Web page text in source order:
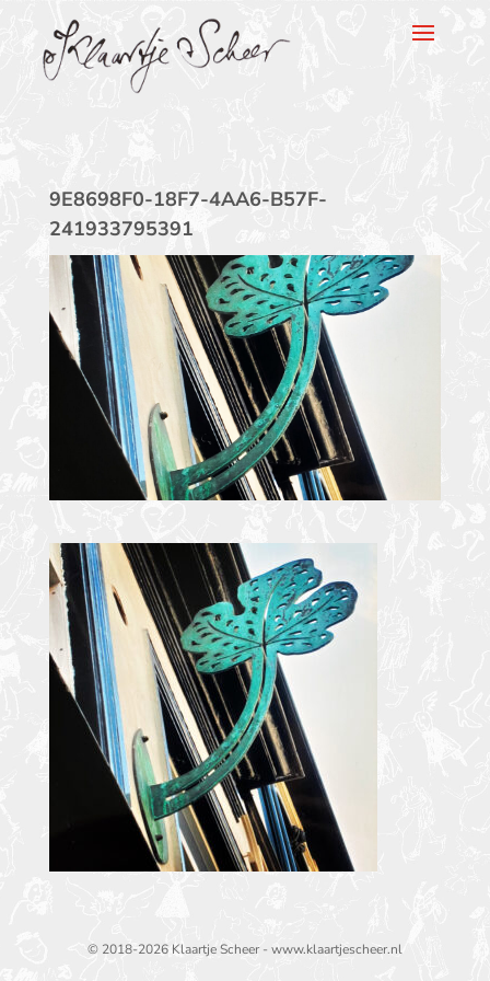
Klaartje Scheer
9E8698F0-18F7-4AA6-B57F-
241933795391
© 2018-2026 Klaartje Scheer - www.klaartjescheer.nl